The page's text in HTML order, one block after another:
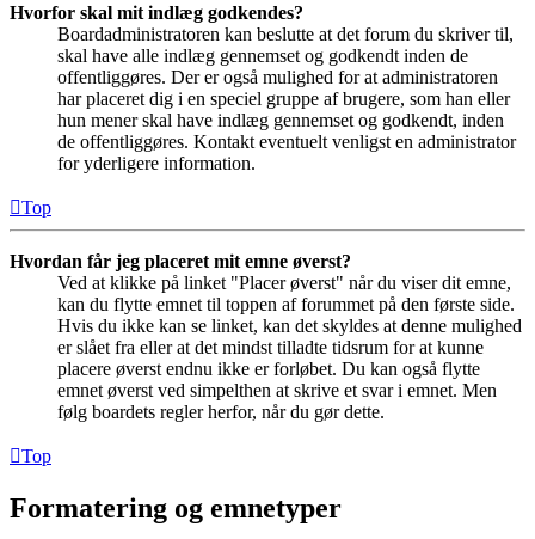
Hvorfor skal mit indlæg godkendes?
Boardadministratoren kan beslutte at det forum du skriver til,
skal have alle indlæg gennemset og godkendt inden de
offentliggøres. Der er også mulighed for at administratoren
har placeret dig i en speciel gruppe af brugere, som han eller
hun mener skal have indlæg gennemset og godkendt, inden
de offentliggøres. Kontakt eventuelt venligst en administrator
for yderligere information.
Top
Hvordan får jeg placeret mit emne øverst?
Ved at klikke på linket "Placer øverst" når du viser dit emne,
kan du flytte emnet til toppen af forummet på den første side.
Hvis du ikke kan se linket, kan det skyldes at denne mulighed
er slået fra eller at det mindst tilladte tidsrum for at kunne
placere øverst endnu ikke er forløbet. Du kan også flytte
emnet øverst ved simpelthen at skrive et svar i emnet. Men
følg boardets regler herfor, når du gør dette.
Top
Formatering og emnetyper